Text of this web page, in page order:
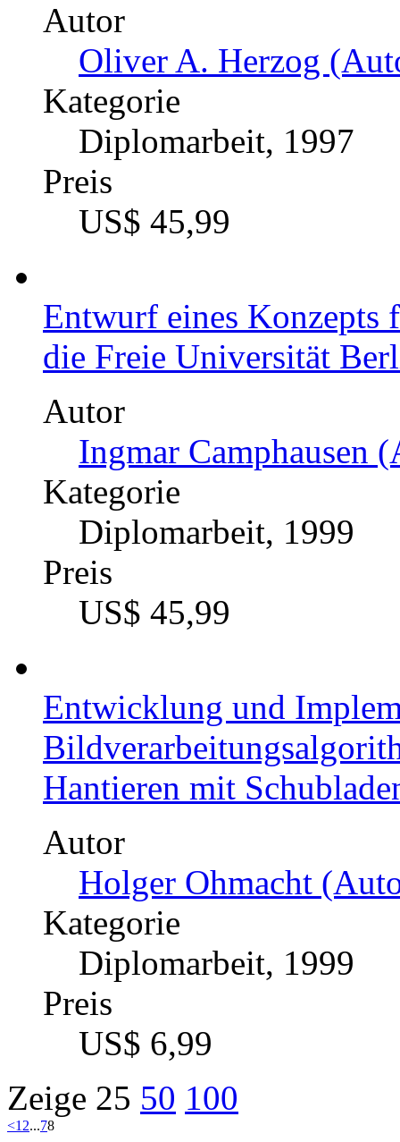
Autor
Oliver A. Herzog
Kategorie
Diplomarbeit, 1997
Preis
US$ 45,99
Entwurf eines Konzepts
die Freie Universität
Autor
Ingmar Camphausen
Kategorie
Diplomarbeit, 1999
Preis
US$ 45,99
Entwicklung und
Hantieren mit
Autor
Holger Ohmacht
Kategorie
Diplomarbeit, 1999
Preis
US$ 6,99
Zeige 25 50 100
<12...78